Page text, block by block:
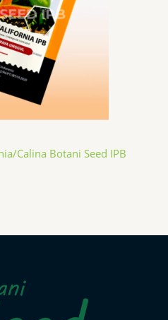
Calina Botani Seed IPB